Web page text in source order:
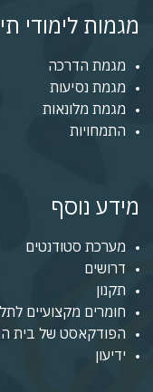
מגמות לימודי
מגמת הדרכה
מגמת נסיעות
מגמת מלונאות
התמחויות
מידע נוסף
מערכת סטודנטים
דרושים
תקנון
חומרים מקצועיים
הפודקאסט של בית
ידיעון